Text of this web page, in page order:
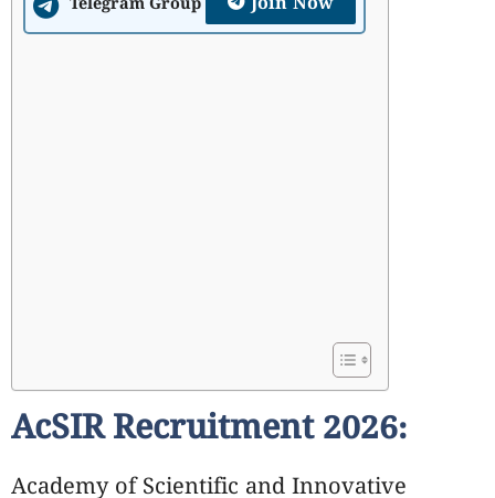
Telegram Group Join Now
AcSIR Recruitment 2026:
Academy of Scientific and Innovative